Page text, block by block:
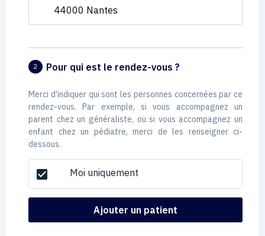
44000 Nantes
2 Pour qui est le rendez-vous ?
Merci d'indiquer qui sont les personnes concernées par ce
rendez-vous. Par exemple, si vous accompagnez un
parent chez un généraliste, ou si vous accompagnez un
enfant chez un pédiatre, merci de les renseigner ci-
dessous.
check_box Moi uniquement
Ajouter un patient